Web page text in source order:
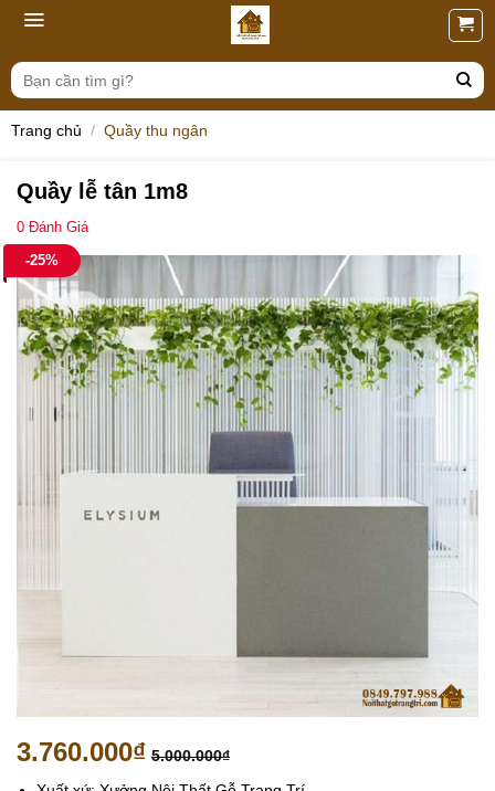
Skip
content
Tìm
kiếm:
Trang chủ / Quầy thu ngân
Quầy lễ tân 1m8
0 Đánh Giá
-25%
3.760.000₫ 5.000.000₫